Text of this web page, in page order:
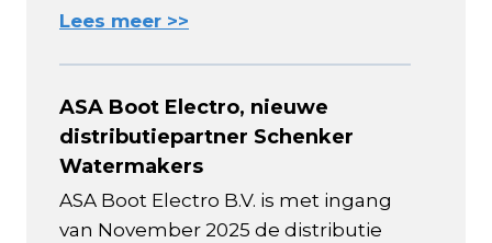
Lees meer >>
ASA Boot Electro, nieuwe
distributiepartner Schenker
Watermakers
ASA Boot Electro B.V. is met ingang
van November 2025 de distributie